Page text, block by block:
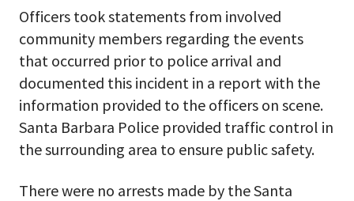
Officers took statements from involved
community members regarding the events
that occurred prior to police arrival and
documented this incident in a report with the
information provided to the officers on scene.
Santa Barbara Police provided traffic control in
the surrounding area to ensure public safety.
There were no arrests made by the Santa